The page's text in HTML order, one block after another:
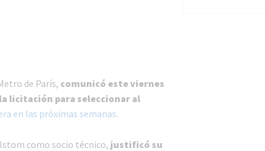
de París, comunicó este viernes
licitación para seleccionar al
en las próximas semanas.
como socio técnico, justificó su